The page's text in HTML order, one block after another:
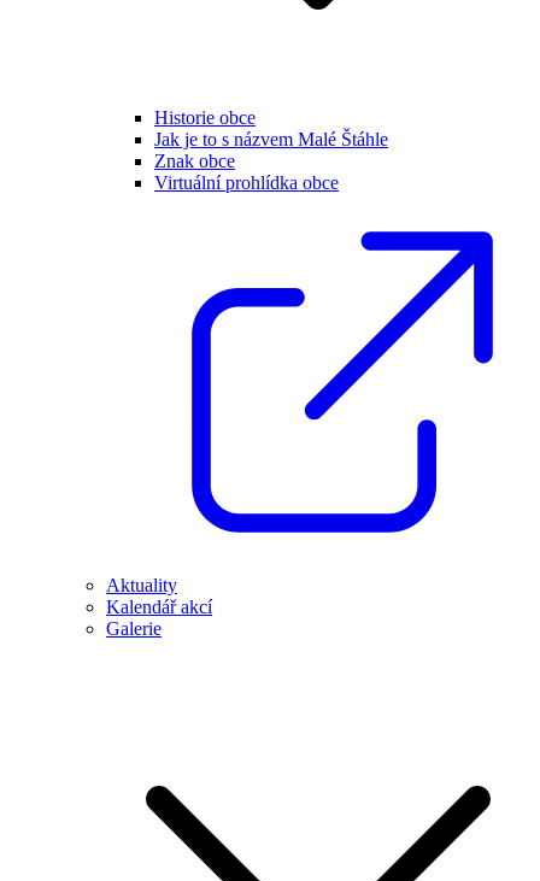
Historie obce
Jak je to s názvem Malé Štáhle
Znak obce
Virtuální prohlídka obce
Aktuality
Kalendář akcí
Galerie